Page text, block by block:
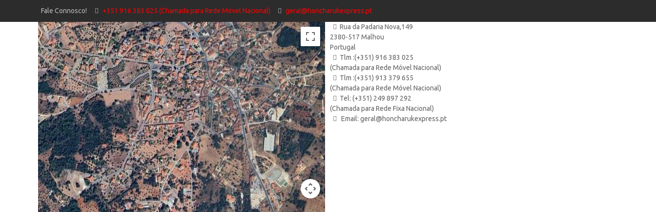
Fale Connosco! +351 916 383 025 (Chamada para Rede Móvel Nacional) geral@honcharukexpress.pt
Rua da Padaria Nova,149
2380-517 Malhou
Portugal
Tlm :(+351) 916 383 025
(Chamada para Rede Móvel Nacional)
Tlm :(+351) 913 379 655
(Chamada para Rede Móvel Nacional)
Tel: (+351) 249 897 292
(Chamada para Rede Fixa Nacional)
Email: geral@honcharukexpress.pt